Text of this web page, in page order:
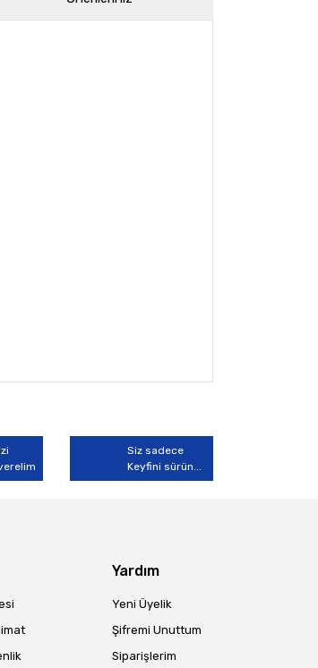
iletebilirsiniz.
Siz sadece
Keyfini sürün...
Yardım
Yeni Üyelik
Şifremi Unuttum
Siparişlerim